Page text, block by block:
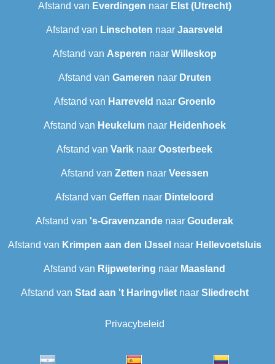
Afstand van Everdingen naar Elst (Utrecht)
Afstand van Linschoten naar Jaarsveld
Afstand van Asperen naar Willeskop
Afstand van Gameren naar Druten
Afstand van Harreveld naar Groenlo
Afstand van Heukelumnaar Heidenhoek
Afstand van Varik naar Oosterbeek
Afstand van Zetten naar Veessen
Afstand van Geffen naar Dinteloord
Afstand van 's-Gravenzande naar Gouderak
Afstand van Krimpen aan den IJssel naar Hellevoetsluis
Afstand van Rijpwetering naar Maasland
Afstand van Stad aan 't Haringvlietnaar Sliedrecht
Privacybeleid